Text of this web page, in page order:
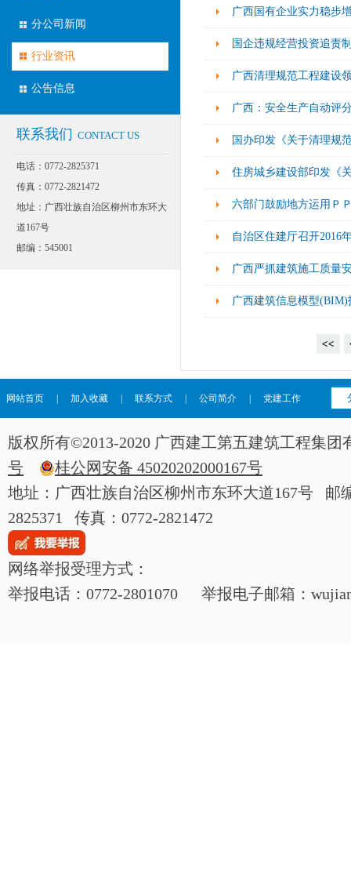
分公司新闻
行业资讯
公告信息
联系我们 CONTACT US
电话：0772-2825371
传真：0772-2821472
地址：广西壮族自治区柳州市东环大
道167号
邮编：545001
广西国有企业实力稳步
国企违规经营投资追责
广西清理规范工程建设
广西：安全生产自动评
国办印发《关于清理规
住房城乡建设部印发《
六部门鼓励地方运用Ｐ
自治区住建厅召开2016
广西严抓建筑施工质量
广西建筑信息模型
<<
网站首页 加入收藏 联系方式 公司简介 党建工作
版权所有©2013-2020 广西建工第五建筑工程集
号
桂公网安备 45020202000167号
地址：广西壮族自治区柳州市东环大道167号 邮
2825371 传真：0772-2821472
网络举报受理方式：
举报电话：0772-2801070 举报电子邮箱：